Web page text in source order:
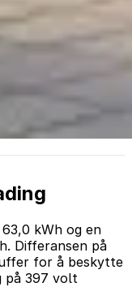
kWh og en
Differansen på
for å beskytte
på 397 volt